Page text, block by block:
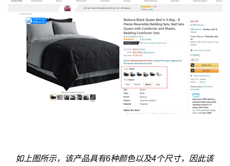
如上图所示，该产品具有6种颜色以及4个尺寸，因此该